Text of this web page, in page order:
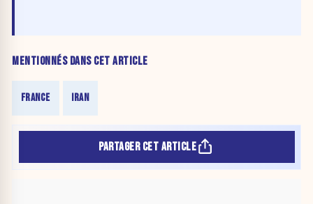
MENTIONNÉS DANS CET ARTICLE
FRANCE IRAN
PARTAGER CET ARTICLE